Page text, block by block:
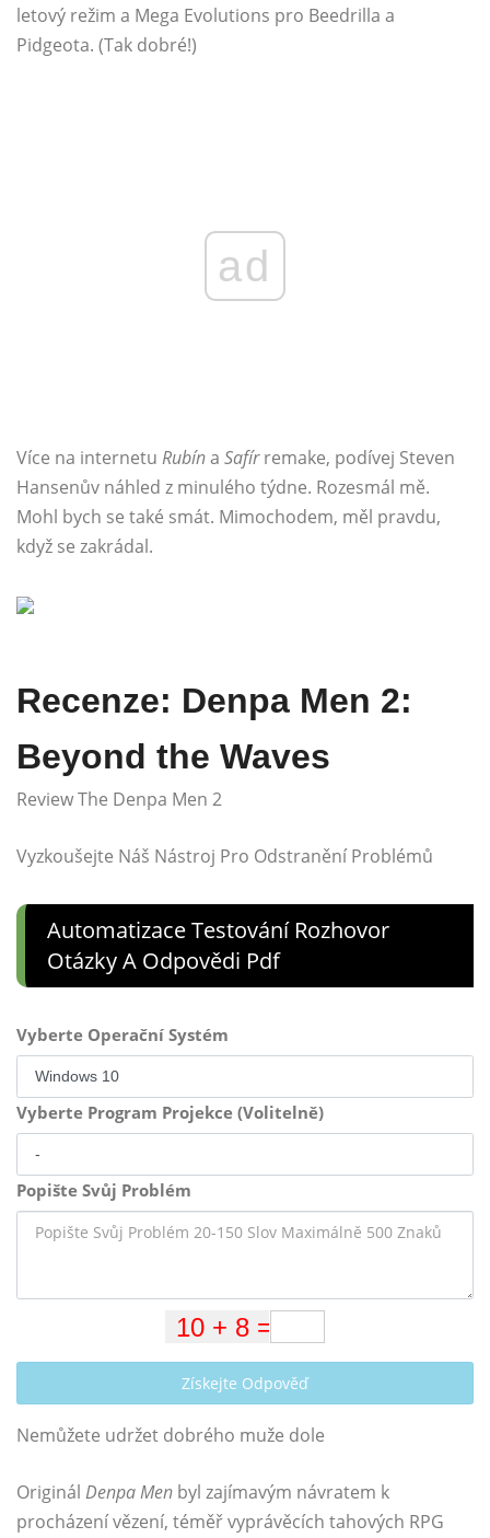
letový režim a Mega Evolutions pro Beedrilla a
Pidgeota. (Tak dobré!)
ad
Více na internetu Rubína Safírremake, podívej Steven
Hansenův náhled z minulého týdne. Rozesmál mě.
Mohl bych se také smát. Mimochodem, měl pravdu,
když se zakrádal.
Recenze: Denpa Men 2:
Beyond the Waves
Review The Denpa Men 2
Vyzkoušejte Náš Nástroj Pro Odstranění Problémů
Automatizace Testování Rozhovor
Otázky A Odpovědi Pdf
Vyberte Operační Systém
Vyberte Program Projekce (Volitelně)
Popište Svůj Problém
Získejte Odpověď
Nemůžete udržet dobrého muže dole
Originál Denpa Men byl zajímavým návratem k
procházení vězení, téměř vyprávěcích tahových RPG